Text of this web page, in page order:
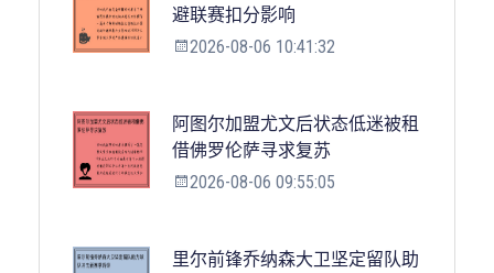
避联赛扣分影响
2026-08-06 10:41:32
阿图尔加盟尤文后状态低迷被租
借佛罗伦萨寻求复苏
2026-08-06 09:55:05
里尔前锋乔纳森大卫坚定留队助